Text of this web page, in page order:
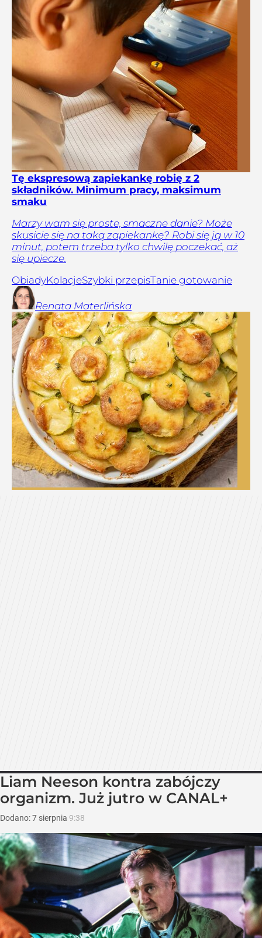
Tę ekspresową zapiekankę robię z 2
składników. Minimum pracy, maksimum
smaku
Marzy wam się proste, smaczne danie? Może
skusicie się na taką zapiekankę? Robi się ją w 10
minut, potem trzeba tylko chwilę poczekać, aż
się upiecze.
ObiadyKolacjeSzybki przepisTanie gotowanie
Renata Materlińska
Liam Neeson kontra zabójczy
organizm. Już jutro w CANAL+
Dodano:7 sierpnia 9:38